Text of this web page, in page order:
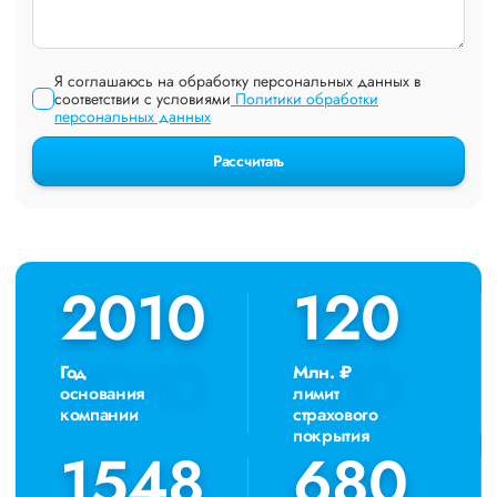
Я соглашаюсь на обработку персональных данных в
соответствии с условиями Политики обработки
персональных данных
Рассчитать
2010
2010
Год
основания
компании
120
120
Млн. ₽
лимит
страхового
покрытия